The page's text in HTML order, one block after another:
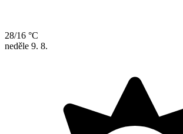
28/16 °C
neděle 9. 8.